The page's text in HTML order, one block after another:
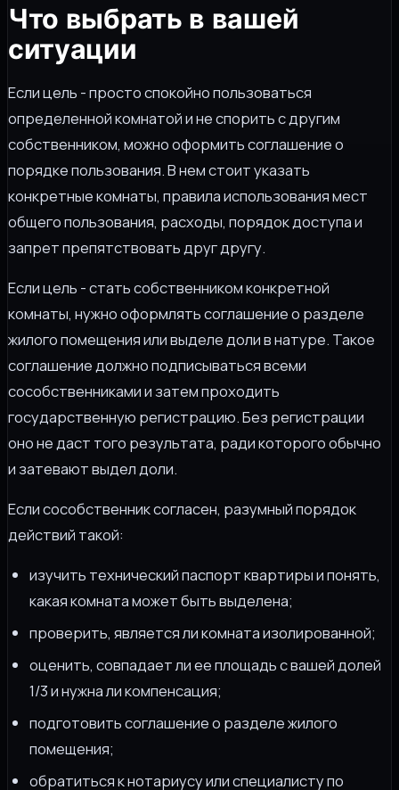
Что выбрать в вашей
ситуации
Если цель - просто спокойно пользоваться
определенной комнатой и не спорить с другим
собственником, можно оформить соглашение о
порядке пользования. В нем стоит указать
конкретные комнаты, правила использования мест
общего пользования, расходы, порядок доступа и
запрет препятствовать друг другу.
Если цель - стать собственником конкретной
комнаты, нужно оформлять соглашение о разделе
жилого помещения или выделе доли в натуре. Такое
соглашение должно подписываться всеми
сособственниками и затем проходить
государственную регистрацию. Без регистрации
оно не даст того результата, ради которого обычно
и затевают выдел доли.
Если сособственник согласен, разумный порядок
действий такой:
изучить технический паспорт квартиры и понять,
какая комната может быть выделена;
проверить, является ли комната изолированной;
оценить, совпадает ли ее площадь с вашей долей
1/3 и нужна ли компенсация;
подготовить соглашение о разделе жилого
помещения;
обратиться к нотариусу или специалисту по